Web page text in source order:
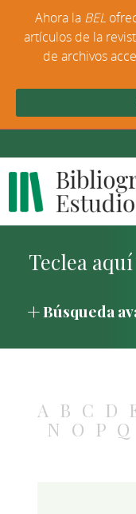
Búsqueda
A B C D
N O P Q
Ahora la BEL
artículos de la
de archivos